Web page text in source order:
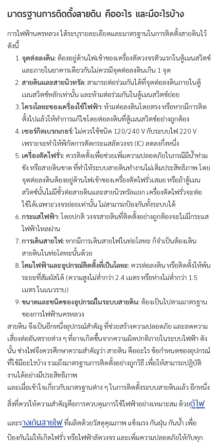
มาตรฐานการติดตั้งสายดิน คืออะไร และมีอะไรบ้าง
การไฟฟ้านครหลวง ได้ระบุรายละเอียดและมาตรฐานในการติดตั้งสายดินไว้
ดังนี้
จุดต่อลงดิน: ต้องอยู่ด้านไฟเข้าของเครื่องตัดวงจรตัวแรกในตู้เมนสวิตช์
และภายในอาคารเดียวกันไม่ควรมีจุดต่อลงดินเกิน 1 จุด
สายดินและสายนิวทรัล: สามารถต่อร่วมกันได้ที่จุดต่อลงดินภายในตู้
เมนสวิตช์หลักเท่านั้น และห้ามต่อร่วมกันในตู้เมนสวิตช์ย่อย
โครงโลหะของเครื่องใช้ไฟฟ้า: ห้ามต่อลงดินโดยตรง หรือหากมีการติด
ตั้งไปแล้วให้ทำการแก้ไขโดยต่อลงดินที่ตู้เมนสวิตช์อย่างถูกต้อง
เซอร์กิตเบรกเกอร์:ไม่ควรใช้ชนิด 120/240 V กับระบบไฟ 220 V
เพราะจะทำให้พิกัดการตัดกระแสลัดวงจร (IC) ลดลงกึ่งหนึ่ง
เครื่องตัดไฟรั่ว: ควรติดตั้งเพื่อช่วยเพิ่มความปลอดภัยในกรณีมีน้ำท่วม
ขัง หรือสายดินขาด ที่ทำให้ระบบสายดินทำงานไม่เต็มประสิทธิภาพ โดย
จุดต่อลงดินต้องอยู่ด้านไฟเข้าของเครื่องตัดไฟรั่วเสมอ หรือถ้าตู้เมน
สวิตช์นั้นไม่มีขั้วต่อสายดินและสายนิวทรัลแยก เครื่องตัดไฟรั่วจะต่อ
ใช้ได้เฉพาะวงจรย่อยเท่านั้น ไม่สามารถป้องกันทั้งระบบได้
กระแสไฟฟ้า:โดยปกติ วงจรสายดินที่ติดตั้งอย่างถูกต้องจะไม่มีกระแส
ไฟฟ้าไหลผ่าน
การเดินสายไฟ: หากมีการเดินสายไฟในท่อโลหะ ก็จำเป็นต้องเดิน
สายดินในท่อโลหะนั้นด้วย
โคมไฟฟ้าและอุปกรณ์ติดตั้งที่เป็นโลหะ: ควรต่อลงดิน หรือติดตั้งให้พ้น
ระยะที่สัมผัสได้ (ความสูงไม่ต่ำกว่า 2.4 เมตร หรือห่างไม่ต่ำกว่า 1.5
เมตร ในแนวราบ)
ขนาดและชนิดของอุปกรณ์ในระบบสายดิน: ต้องเป็นไปตามมาตรฐาน
ของการไฟฟ้านครหลวง
สายดิน จึงเป็นอีกหนึ่งอุปกรณ์สำคัญ ที่ช่วยสร้างความปลอดภัย และลดความ
เสี่ยงต่ออันตรายต่าง ๆ ที่อาจเกิดขึ้นจากความผิดปกติภายในระบบไฟฟ้า ดัง
นั้น ช่างไฟจึงควรศึกษาความสำคัญว่า สายดิน คืออะไร ข้อกำหนดของอุปกรณ์
ที่ใช้มีอะไรบ้าง รวมถึงมาตรฐานการติดตั้งอย่างถูกวิธี เพื่อให้สามารถปฏิบัติ
งานได้อย่างมีประสิทธิภาพ
และเมื่อเข้าใจเกี่ยวกับมาตรฐานต่าง ๆ ในการติดตั้งระบบสายดินแล้ว อีกหนึ่ง
สิ่งที่ควรให้ความสำคัญคือการควบคุมการใช้ไฟฟ้าอย่างเหมาะสม ด้วยตู้ไฟ
และรางเดินสายไฟที่ผลิตด้วยวัสดุคุณภาพ แข็งแรง กันฝุ่น กันน้ำ เพื่อ
ป้องกันไม่ให้เกิดไฟรั่ว หรือไฟฟ้าลัดวงจร และเพิ่มความปลอดภัยให้กับทุก